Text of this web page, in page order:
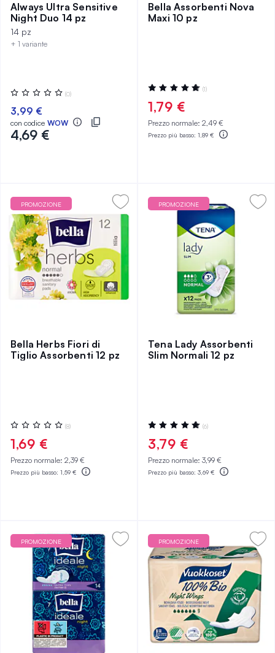
Always Ultra Sensitive
Night Duo 14 pz
14 pz
+ 1 variante
Valutazione:
0%
(0)
3,99 €
con codice WOW
4,69 €
Bella Assorbenti Nova
Maxi 10 pz
Valutazione:
100%
(1)
1,79 €
Prezzo normale: 2,49 €
Prezzo più basso: 1,89 €
PROMOZIONE
Bella Herbs Fiori di
Tiglio Assorbenti 12 pz
Valutazione:
0%
(8)
1,69 €
Prezzo normale: 2,39 €
Prezzo più basso: 1,59 €
PROMOZIONE
Tena Lady Assorbenti
Slim Normali 12 pz
Valutazione:
100%
(6)
3,79 €
Prezzo normale: 3,99 €
Prezzo più basso: 3,69 €
PROMOZIONE PROMOZIONE